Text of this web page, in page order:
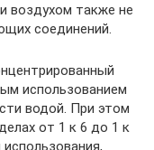
воздухом также не
соединений.
использованием
водой. При этом
от 1 к 6 до 1 к